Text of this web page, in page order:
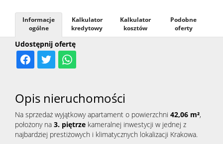
Udostępnij ofertę
Informacje
ogólne
Kalkulator
kredytowy
Kalkulator
kosztów
Podobne
oferty
Opis nieruchomości
Na sprzedaż wyjątkowy apartament o powierzchni 42,06 m²,
położony na 3. piętrze kameralnej inwestycji w jednej z
najbardziej prestiżowych i klimatycznych lokalizacji Krakowa.